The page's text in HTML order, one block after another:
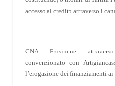
accesso al credito attraverso i
CNA Frosinone
convenzionato con
l’erogazione dei finanziamenti